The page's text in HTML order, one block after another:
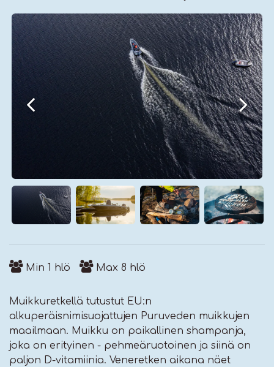
Min 1 hlö Max 8 hlö
Muikkuretkellä tutustut EU:n
alkuperäisnimisuojattujen Puruveden muikkujen
maailmaan. Muikku on paikallinen shampanja,
joka on erityinen - pehmeäruotoinen ja siinä on
paljon D-vitamiinia. Veneretken aikana näet